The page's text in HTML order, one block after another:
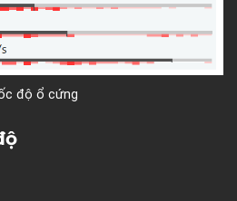
độ ổ cứng